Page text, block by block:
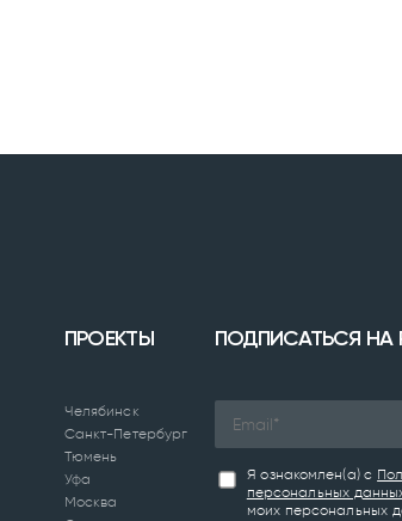
ПРОЕКТЫ
Челябинск
Санкт-Петербург
Тюмень
Уфа
Москва
ПОДПИСАТЬСЯ НА
Я ознакомлен(а) с
персональных
моих персональных